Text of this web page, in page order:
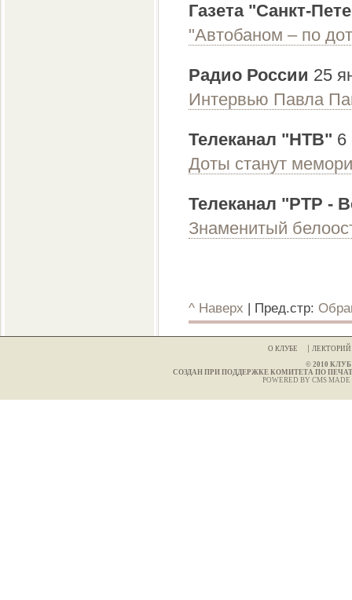
Газета "Санкт-
"Автобаном – по
Радио России 25
Интервью Павла
Телеканал "НТВ" 6
Доты станут
Телеканал "РТР -
Знаменитый
^ Наверх | Пред.стр:
О КЛУБЕ
© 2010
СОЗДАН ПРИ ПОДДЕРЖКЕ КОМИТЕТА ПО
POWERED BY CMS MADE